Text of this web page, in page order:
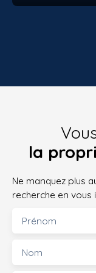
la
Ne manquez plus
recherche en vous
Prénom
Nom